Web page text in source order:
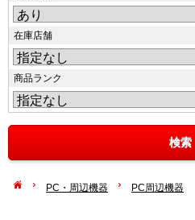
在庫店舗
商品ランク
PC・周辺機器 PC周辺機器